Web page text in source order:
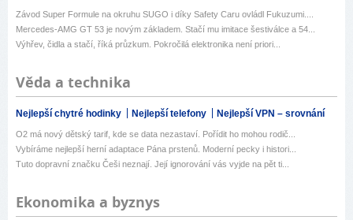
Závod Super Formule na okruhu SUGO i díky Safety Caru ovládl Fukuzumi....
Mercedes-AMG GT 53 je novým základem. Stačí mu imitace šestiválce a 54...
Výhřev, čidla a stačí, říká průzkum. Pokročilá elektronika není priori...
Věda a technika
Nejlepší chytré hodinky Nejlepší telefony Nejlepší VPN – srovnání
O2 má nový dětský tarif, kde se data nezastaví. Pořídit ho mohou rodič...
Vybíráme nejlepší herní adaptace Pána prstenů. Moderní pecky i histori...
Tuto dopravní značku Češi neznají. Její ignorování vás vyjde na pět ti...
Ekonomika a byznys